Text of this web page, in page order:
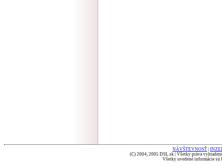
NÁVŠTEVNOSŤ
(C) 2004, 2005 DSL.sk | Všetky práva
Všetky uvedené informácie sú